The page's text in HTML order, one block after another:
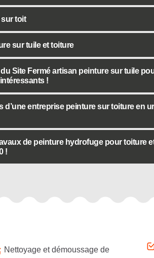
sur toit
sur tuile et toiture
Site Fermé artisan peinture sur tuile
!
d’une entreprise peinture sur toiture en
de peinture hydrofuge pour toiture
!
Nettoyage et démoussage de